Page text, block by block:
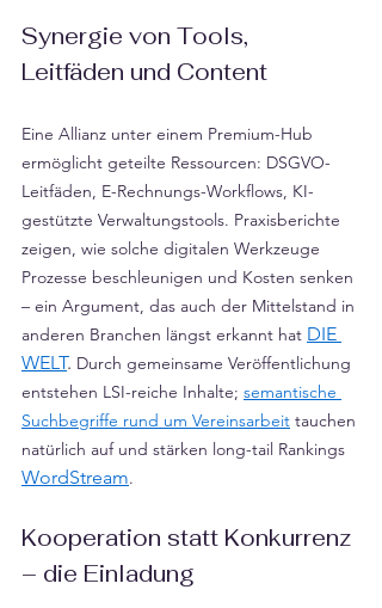
Synergie von Tools,
Leitfäden und Content
Eine Allianz unter einem Premium-Hub
ermöglicht geteilte Ressourcen: DSGVO-
Leitfäden, E-Rechnungs-Workflows, KI-
gestützte Verwaltungstools. Praxisberichte
zeigen, wie solche digitalen Werkzeuge
Prozesse beschleunigen und Kosten senken
– ein Argument, das auch der Mittelstand in
anderen Branchen längst erkannt hat DIE
WELT. Durch gemeinsame Veröffentlichung
entstehen LSI-reiche Inhalte; semantische
Suchbegriffe rund um Vereinsarbeit tauchen
natürlich auf und stärken long-tail Rankings
WordStream.
Kooperation statt Konkurrenz
– die Einladung